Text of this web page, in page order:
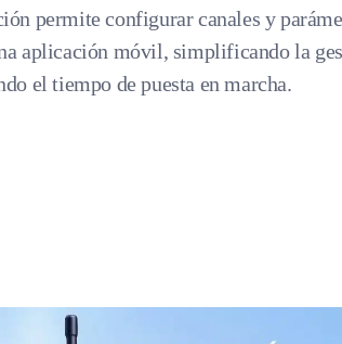
permite configurar canales y
aplicación móvil, simplificando la
el tiempo de puesta en marcha.